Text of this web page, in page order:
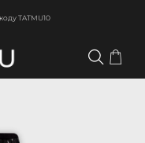
TATMU10